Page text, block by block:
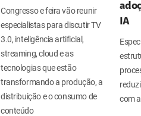
Congresso e feira vão reunir
especialistas para discutir TV
3.0, inteligência artificial,
streaming, cloud e as
tecnologias que estão
transformando a produção, a
distribuição e o consumo de
conteúdo
IA
com